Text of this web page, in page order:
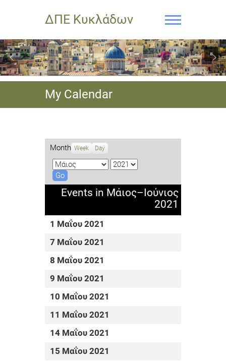
ΔΠΕ Κυκλάδων
My Calendar
Month Week Day
M
o
n
Y
a
r
Events in Μάιος–Ιούνιος
2021
1 Μαΐου 2021
7 Μαΐου 2021
8 Μαΐου 2021
9 Μαΐου 2021
10 Μαΐου 2021
11 Μαΐου 2021
14 Μαΐου 2021
15 Μαΐου 2021